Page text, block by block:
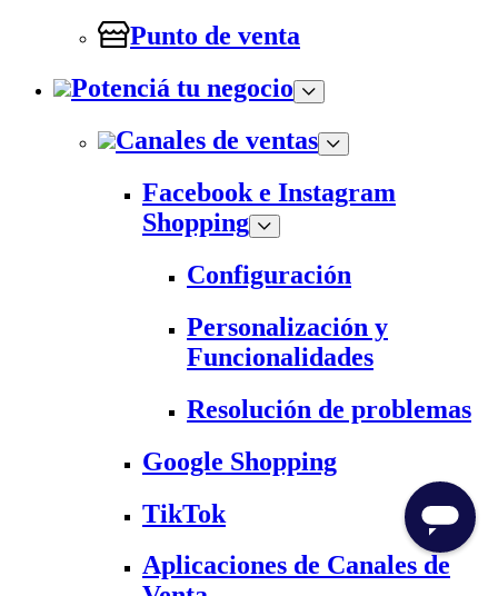
Punto de venta
Potenciá tu negocio
Canales de ventas
Facebook e Instagram
Shopping
Configuración
Personalización y
Funcionalidades
Resolución de problemas
Google Shopping
TikTok
Aplicaciones de Canales de